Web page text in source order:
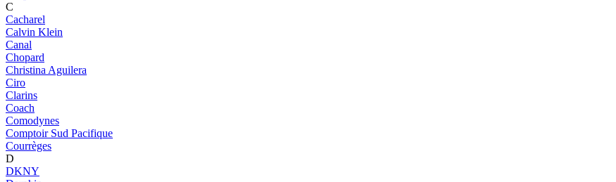
C
Cacharel
Calvin Klein
Canal
Chopard
Christina Aguilera
Ciro
Clarins
Coach
Comodynes
Comptoir Sud Pacifique
Courrèges
D
DKNY